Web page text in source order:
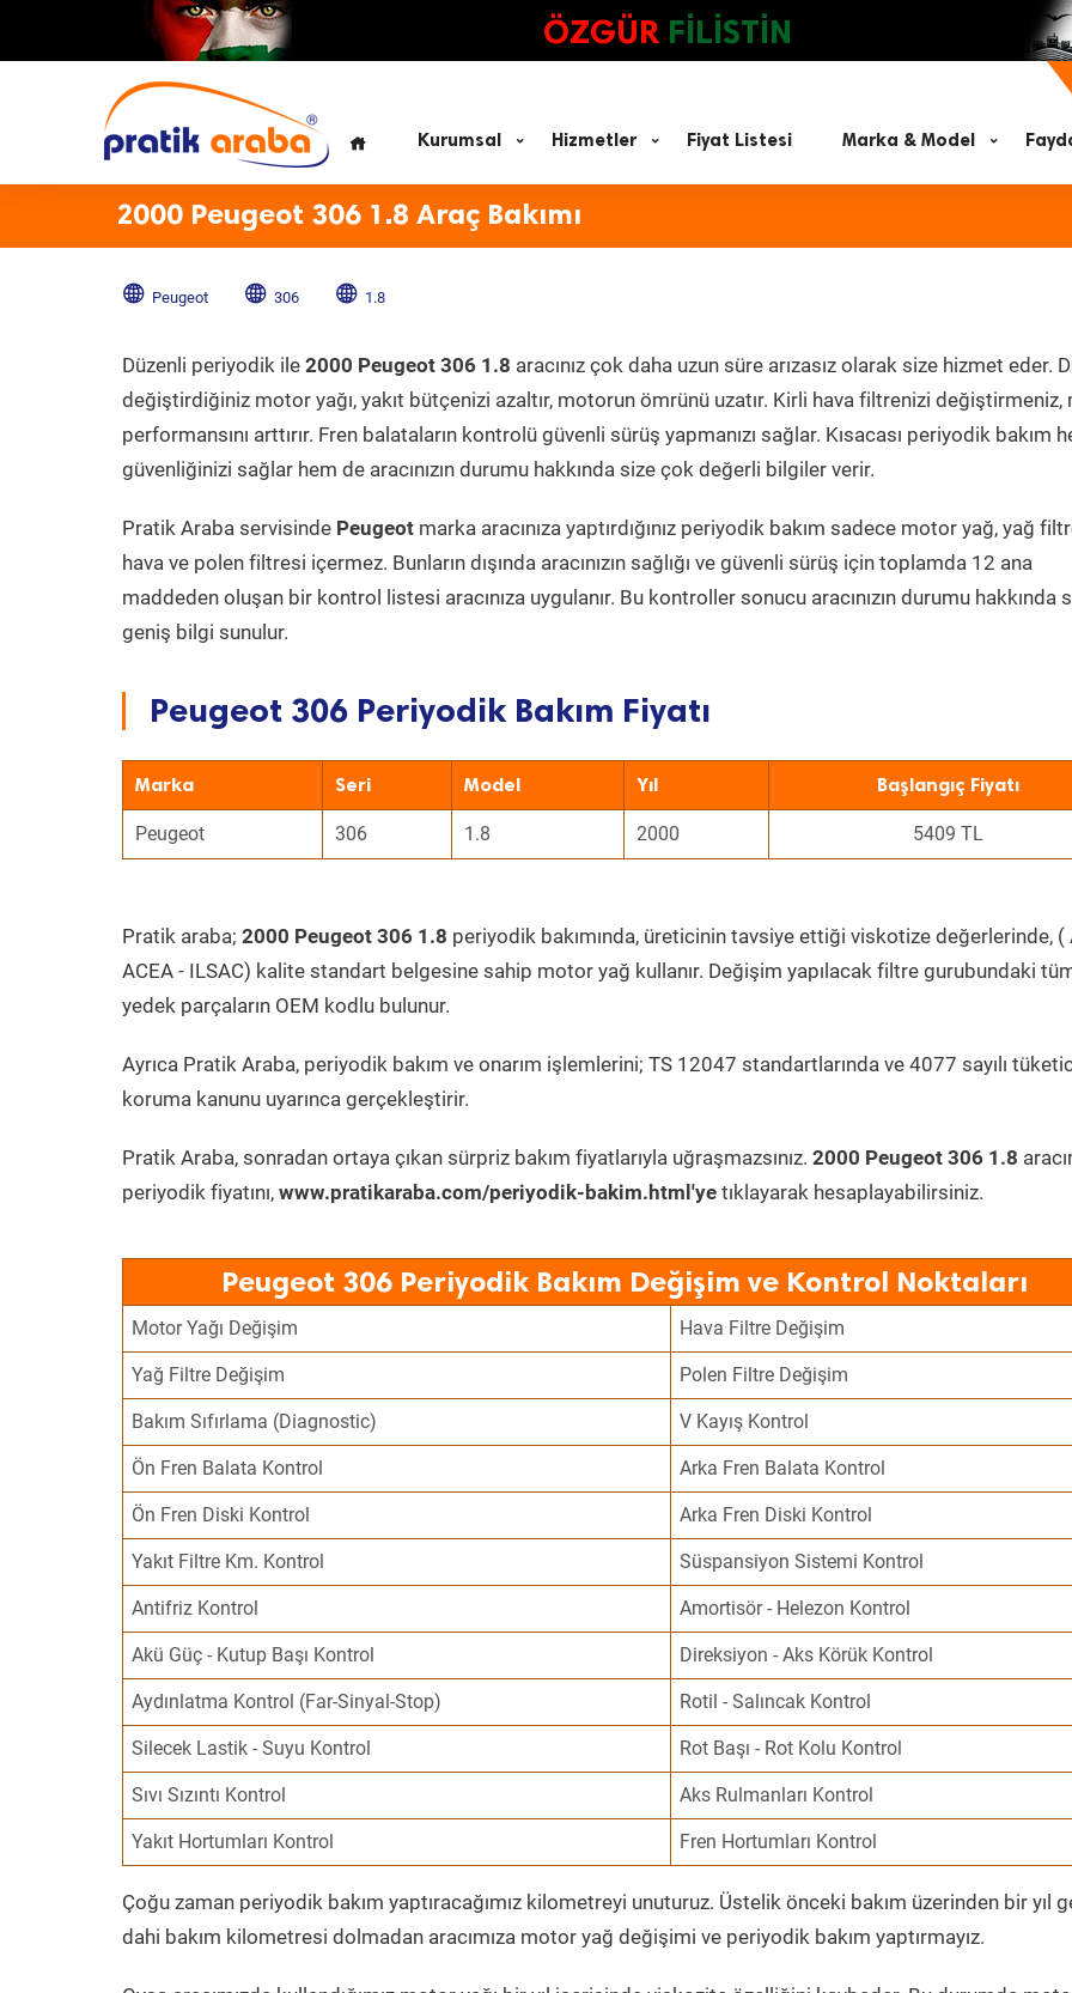
ÖZGÜR FİLİSTİN
Kurumsal Hizmetler Fiyat Listesi Marka & Model
2000 Peugeot 306 1.8 Araç Bakımı
Peugeot 306 1.8
Düzenli periyodik ile 2000 Peugeot 306 1.8 aracınız çok daha uzun süre arızasız olarak size hizmet eder.
değiştirdiğiniz motor yağı, yakıt bütçenizi azaltır, motorun ömrünü uzatır. Kirli hava filtrenizi
performansını arttırır. Fren balataların kontrolü güvenli sürüş yapmanızı sağlar. Kısacası periyodik bakım
güvenliğinizi sağlar hem de aracınızın durumu hakkında size çok değerli bilgiler verir.
Pratik Araba servisinde Peugeot marka aracınıza yaptırdığınız periyodik bakım sadece motor yağ, yağ
hava ve polen filtresi içermez. Bunların dışında aracınızın sağlığı ve güvenli sürüş için toplamda 12 ana
maddeden oluşan bir kontrol listesi aracınıza uygulanır. Bu kontroller sonucu aracınızın durumu hakkında
geniş bilgi sunulur.
Peugeot 306 Periyodik Bakım Fiyatı
Marka Seri Model Yıl Başlangıç Fiyatı
Peugeot 306 1.8 2000 5409 TL
Pratik araba; 2000 Peugeot 306 1.8 periyodik bakımında, üreticinin tavsiye ettiği viskotize değerlerinde, (
ACEA - ILSAC) kalite standart belgesine sahip motor yağ kullanır. Değişim yapılacak filtre gurubundaki
yedek parçaların OEM kodlu bulunur.
Ayrıca Pratik Araba, periyodik bakım ve onarım işlemlerini; TS 12047 standartlarında ve 4077 sayılı
koruma kanunu uyarınca gerçekleştirir.
Pratik Araba, sonradan ortaya çıkan sürpriz bakım fiyatlarıyla uğraşmazsınız. 2000 Peugeot 306 1.8
periyodik fiyatını, www.pratikaraba.com/periyodik-bakim.html'ye tıklayarak hesaplayabilirsiniz.
Peugeot 306 Periyodik Bakım Değişim ve Kontrol Noktaları
Motor Yağı Değişim Hava Filtre Değişim
Yağ Filtre Değişim Polen Filtre Değişim
Bakım Sıfırlama (Diagnostic) V Kayış Kontrol
Ön Fren Balata Kontrol Arka Fren Balata Kontrol
Ön Fren Diski Kontrol Arka Fren Diski Kontrol
Yakıt Filtre Km. Kontrol Süspansiyon Sistemi Kontrol
Antifriz Kontrol Amortisör - Helezon Kontrol
Akü Güç - Kutup Başı Kontrol Direksiyon - Aks Körük Kontrol
Aydınlatma Kontrol (Far-Sinyal-Stop) Rotil - Salıncak Kontrol
Silecek Lastik - Suyu Kontrol Rot Başı - Rot Kolu Kontrol
Sıvı Sızıntı Kontrol Aks Rulmanları Kontrol
Yakıt Hortumları Kontrol Fren Hortumları Kontrol
Çoğu zaman periyodik bakım yaptıracağımız kilometreyi unuturuz. Üstelik önceki bakım üzerinden bir yıl
dahi bakım kilometresi dolmadan aracımıza motor yağ değişimi ve periyodik bakım yaptırmayız.